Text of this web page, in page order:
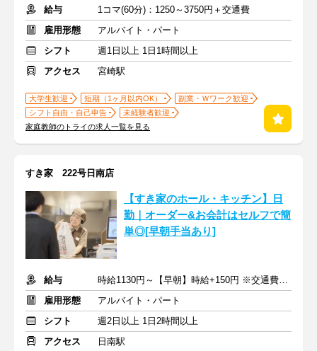
給与
1コマ(60分)：1250～3750円＋交通費
雇用形態
アルバイト・パート
シフト
週1日以上 1日1時間以上
アクセス
宮崎駅
大学生歓迎 短期（1ヶ月以内OK）
副業・Ｗワーク歓迎
シフト自由・自己申告
未経験者歓迎
家庭教師のトライの求人一覧を見る
すき家 222号日南店
【すき家のホール・キッチン】日
勤｜オーダー&お会計はセルフで簡
単◎[早朝手当あり]
給与
時給1130円～【早朝】時給+150円 ※交通費支給
雇用形態
アルバイト・パート
シフト
週2日以上 1日2時間以上
アクセス
日南駅